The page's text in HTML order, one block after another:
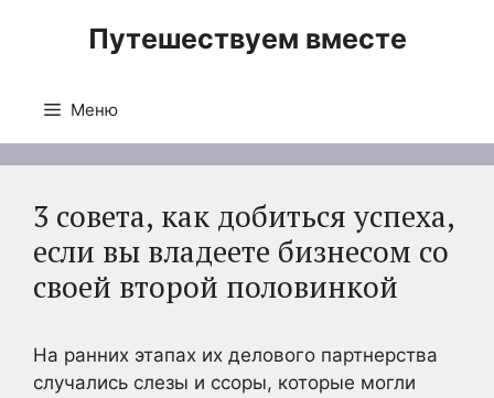
Путешествуем вместе
Меню
3 совета, как добиться успеха,
если вы владеете бизнесом со
своей второй половинкой
На ранних этапах их делового партнерства
случались слезы и ссоры, которые могли